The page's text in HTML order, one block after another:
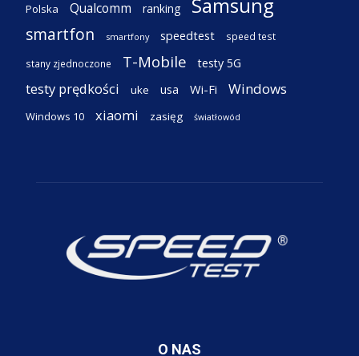
Polska Qualcomm ranking Samsung
smartfon smartfony speedtest speed test
stany zjednoczone T-Mobile testy 5G
testy prędkości uke usa Wi-Fi Windows
Windows 10 xiaomi zasięg światłowód
O NAS